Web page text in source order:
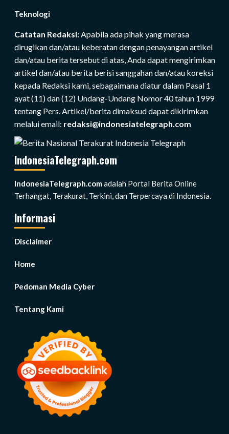
Teknologi
Catatan Redaksi:Apabila ada pihak yang merasa
dirugikan dan/atau keberatan dengan penayangan artikel
dan/atau berita tersebut di atas, Anda dapat mengirimkan
artikel dan/atau berita berisi sanggahan dan/atau koreksi
kepada Redaksi kami, sebagaimana diatur dalam Pasal 1
ayat (11) dan (12) Undang-Undang Nomor 40 tahun 1999
tentang Pers. Artikel/berita dimaksud dapat dikirimkan
melalui email: redaksi@indonesiatelegraph.com
IndonesiaTelegraph.com
IndonesiaTelegraph.com adalah Portal Berita Online
Terhangat, Terakurat, Terkini, dan Terpercaya di Indonesia.
Informasi
Disclaimer
Home
Pedoman Media Cyber
Tentang Kami